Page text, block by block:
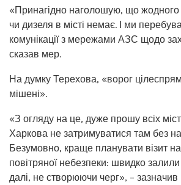
«Принагідно наголошую, що жодного
чи дизеля в місті немає. І ми
комунікації з мережами АЗС щодо
сказав мер.
На думку Терехова, «ворог
мішені».
«З огляду на це, дуже прошу всіх
Харкова не затримуватися там без
Безумовно, краще планувати візит
повітряної небезпеки: швидко
далі, не створюючи черг», –